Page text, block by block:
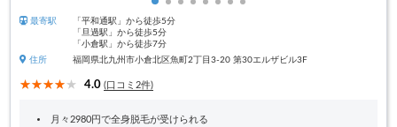
最寄駅
「平和通駅」から徒歩5分
「旦過駅」から徒歩5分
「小倉駅」から徒歩7分
住所
福岡県北九州市小倉北区魚町2丁目3-20 第30エルザビル3F
4.0 (口コミ2件)
月々2980円で全身脱毛が受けられる